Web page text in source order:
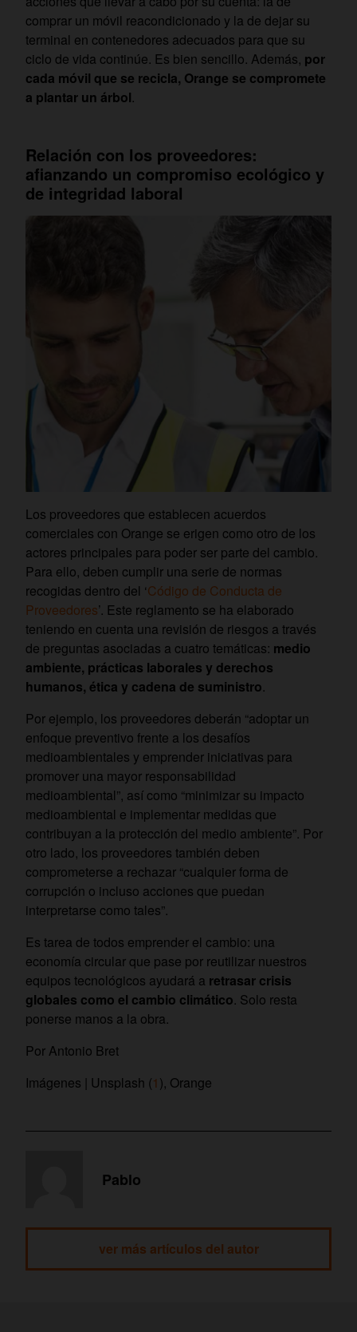
comprar un móvil reacondicionado y la de dejar su
terminal en contenedores adecuados para que su
ciclo de vida continúe. Es bien sencillo. Además, por
cada móvil que se recicla, Orange se compromete
a plantar un árbol.
Relación con los proveedores:
afianzando un compromiso ecológico y
de integridad laboral
Los proveedores que establecen acuerdos
comerciales con Orange se erigen como otro de los
actores principales para poder ser parte del cambio.
Para ello, deben cumplir una serie de normas
recogidas dentro del ‘Código de Conducta de
Proveedores’. Este reglamento se ha elaborado
teniendo en cuenta una revisión de riesgos a través
de preguntas asociadas a cuatro temáticas: medio
ambiente, prácticas laborales y derechos
humanos, ética y cadena de suministro.
Por ejemplo, los proveedores deberán “adoptar un
enfoque preventivo frente a los desafíos
medioambientales y emprender iniciativas para
promover una mayor responsabilidad
medioambiental”, así como “minimizar su impacto
medioambiental e implementar medidas que
contribuyan a la protección del medio ambiente”. Por
otro lado, los proveedores también deben
comprometerse a rechazar “cualquier forma de
corrupción o incluso acciones que puedan
interpretarse como tales”.
Es tarea de todos emprender el cambio: una
economía circular que pase por reutilizar nuestros
equipos tecnológicos ayudará a retrasar crisis
globales como el cambio climático. Solo resta
ponerse manos a la obra.
Por Antonio Bret
Imágenes | Unsplash (1 ), Orange
Pablo
ver más artículos del autor